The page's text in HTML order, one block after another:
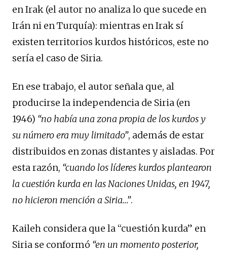
en Irak (el autor no analiza lo que sucede en
Irán ni en Turquía): mientras en Irak sí
existen territorios kurdos históricos, este no
sería el caso de Siria.
En ese trabajo, el autor señala que, al
producirse la independencia de Siria (en
1946) “no había una zona propia de los kurdos y
su número era muy limitado”, además de estar
distribuidos en zonas distantes y aisladas. Por
esta razón, “cuando los líderes kurdos plantearon
la cuestión kurda en las Naciones Unidas, en 1947,
no hicieron mención a Siria…”.
Kaileh considera que la “cuestión kurda” en
Siria se conformó “en un momento posterior,